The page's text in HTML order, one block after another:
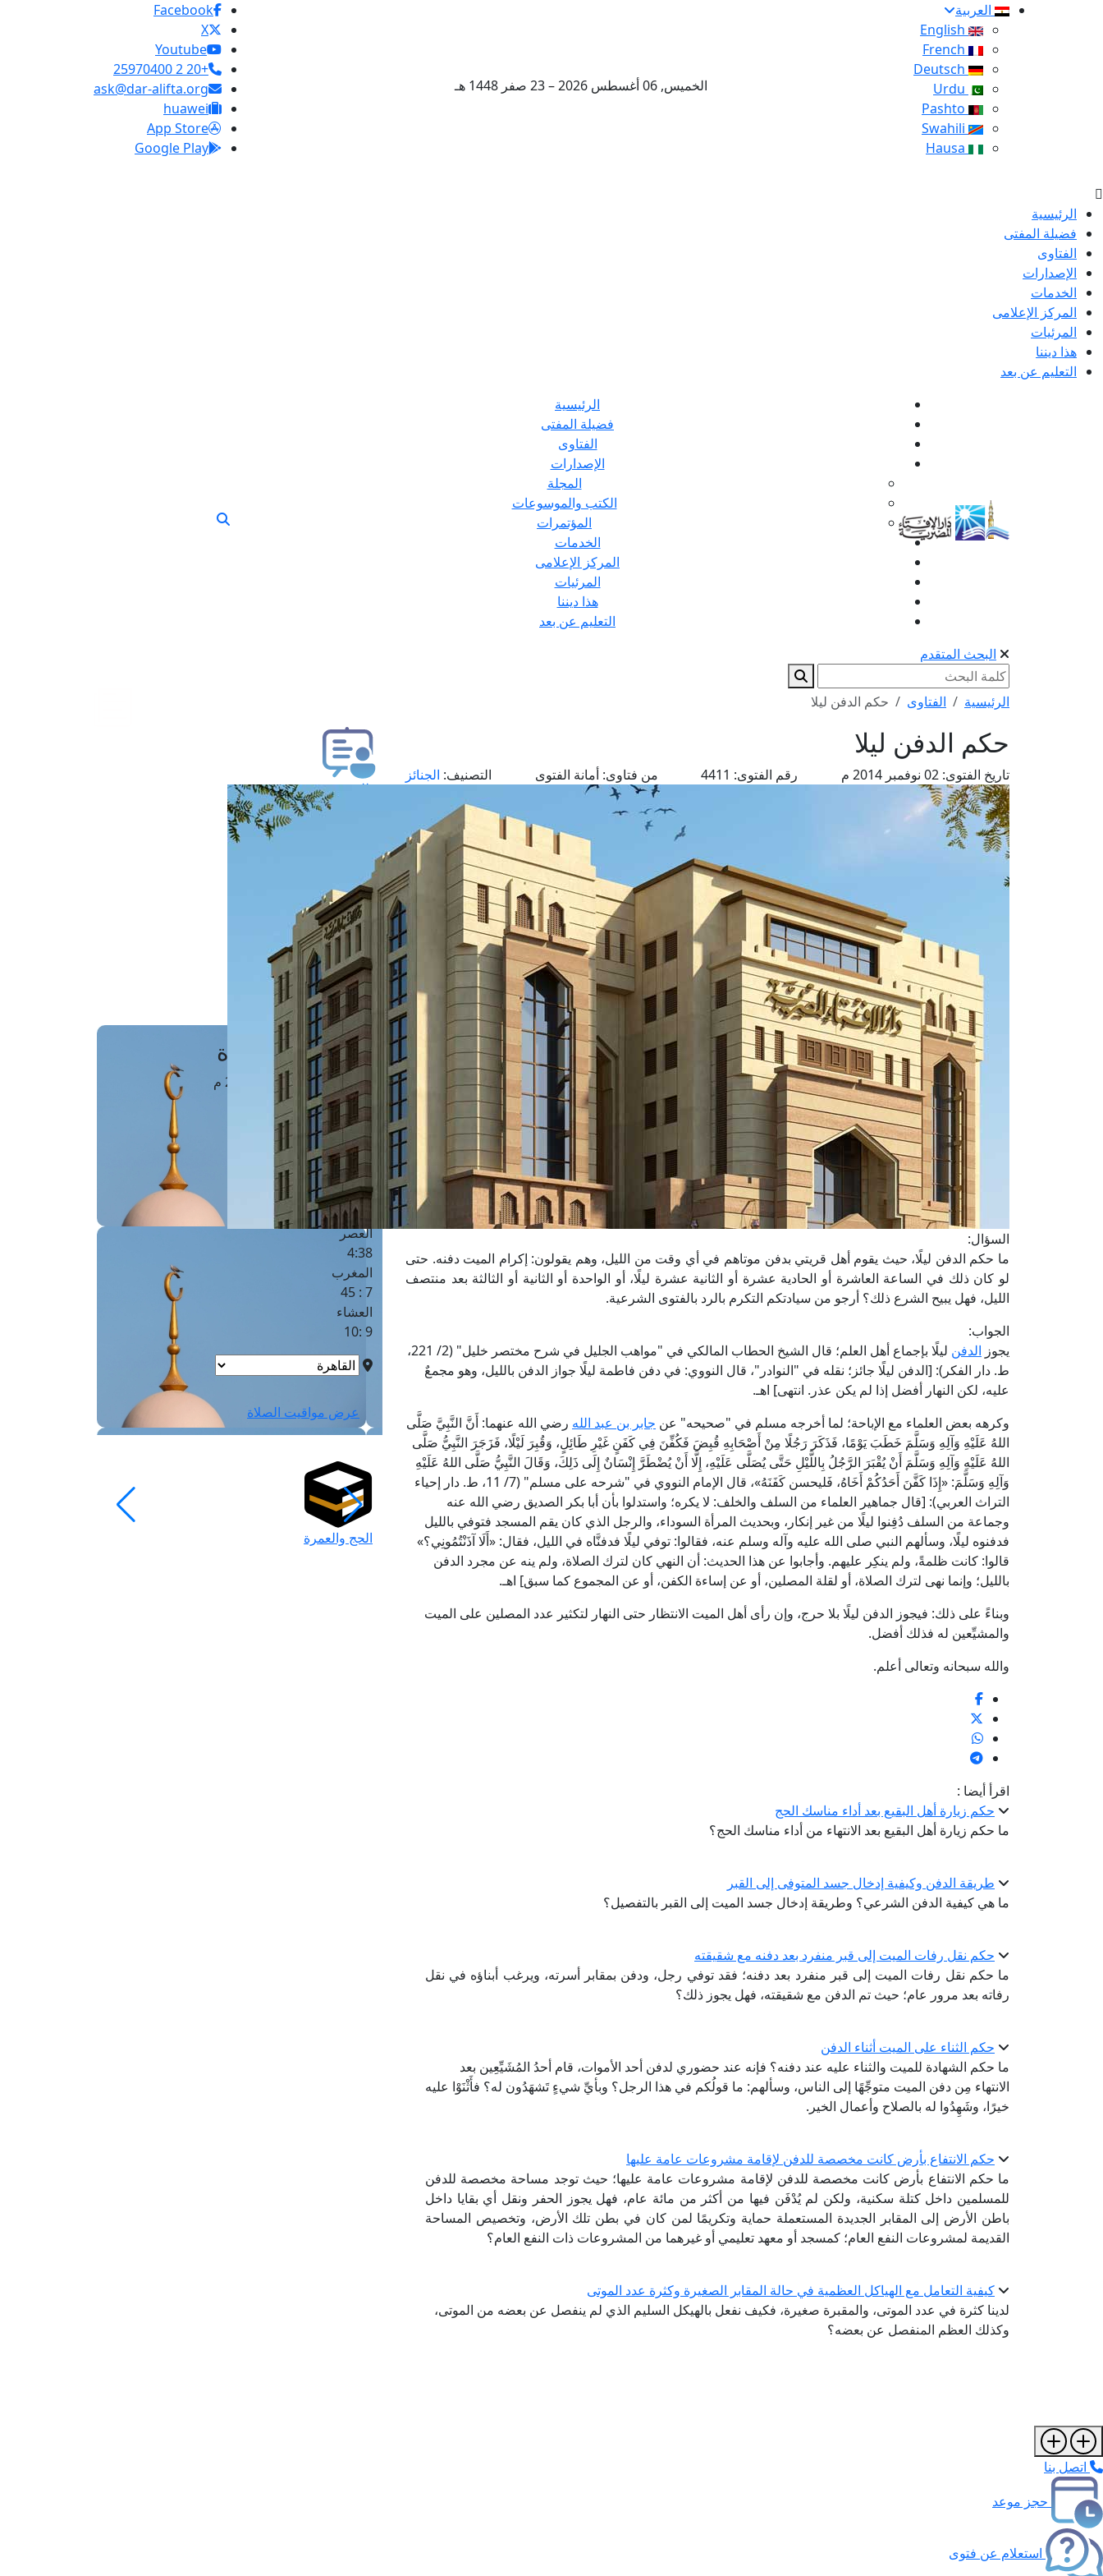
العربية
الخميس, 06 أغسطس 2026 – 23 صفر 1448 هـ
Facebook
X
Youtube
+20 2 25970400
ask@dar-alifta.org
huawei
App Store
Google Play
الرئيسية
فضيلة المفتى
الفتاوى
الإصدارات
الخدمات
المركز الإعلامى
المرئيات
هذا ديننا
التعليم عن بعد
الرئيسية
فضيلة المفتى
الفتاوى
الإصدارات
المجلة
الكتب والموسوعات
المؤتمرات
الخدمات
المركز الإعلامى
المرئيات
هذا ديننا
التعليم عن بعد
البحث المتقدم
الرئيسية الفتاوى حكم الدفن ليلا
حكم الدفن ليلا
تاريخ الفتوى: رقم الفتوى: من فتاوى: أمانة الفتوى التصنيف: الجنائز
السؤال:
ما حكم الدفن ليلًا، حيث يقوم أهل قريتي بدفن موتاهم في أي وقت من الليل، وهم يقولون: إكرام الميت دفنه. حتى
لو كان ذلك في الساعة العاشرة أو الحادية عشرة أو الثانية عشرة ليلًا، أو الواحدة أو الثانية أو الثالثة بعد منتصف
الليل، فهل يبيح الشرع ذلك؟ أرجو من سيادتكم التكرم بالرد بالفتوى الشرعية.
الجواب:
يجوز الدفن
ليلًا بإجماع أهل العلم؛ قال الشيخ الحطاب المالكي في "مواهب الجليل في شرح مختصر خليل" (2/ 221،
ط. دار الفكر): [الدفن ليلًا جائز؛ نقله في "النوادر"، قال النووي: في دفن فاطمة ليلًا جواز الدفن بالليل، وهو مجمعٌ
عليه، لكن النهار أفضل إذا لم يكن عذر. انتهى] اهـ.
وكرهه بعض العلماء مع الإباحة؛ لما أخرجه مسلم في "صحيحه" عن جابر بن عبد الله رضي الله عنهما: أَنَّ النَّبِيَّ صَلَّى
اللهُ عَلَيْهِ وَآلِهِ وَسَلَّمَ خَطَبَ يَوْمًا، فَذَكَرَ رَجُلًا مِنْ أَصْحَابِهِ قُبِضَ فَكُفِّنَ فِي كَفَنٍ غَيْرِ طَائِلٍ، وَقُبِرَ لَيْلًا، فَزَجَرَ النَّبِيُّ صَلَّى
اللهُ عَلَيْهِ وَآلِهِ وَسَلَّمَ أَنْ يُقْبَرَ الرَّجُلُ بِاللَّيْلِ حَتَّى يُصَلَّى عَلَيْهِ، إِلَّا أَنْ يُضْطَرَّ إِنْسَانٌ إِلَى ذَلِكَ، وَقَالَ النَّبِيُّ صَلَّى اللهُ عَلَيْهِ
وَآلِهِ وَسَلَّمَ: «إِذَا كَفَّنَ أَحَدُكُمْ أَخَاهُ، فَليحسن كَفَنَهُ»، قال الإمام النووي في "شرحه على مسلم" (7/ 11، ط. دار إحياء
التراث العربي): [قال جماهير العلماء من السلف والخلف: لا يكره؛ واستدلوا بأن أبا بكر الصديق رضي الله عنه
وجماعة من السلف دُفِنوا ليلًا من غير إنكار، وبحديث المرأة السوداء، والرجل الذي كان يقم المسجد فتوفي بالليل
فدفنوه ليلًا، وسألهم النبي صلى الله عليه وآله وسلم عنه، فقالوا: توفي ليلًا فدفنَّاه في الليل، فقال: «أَلَا آذَنْتُمُونِي؟»
قالوا: كانت ظلمةً، ولم ينكِر عليهم. وأجابوا عن هذا الحديث: أن النهي كان لترك الصلاة، ولم ينه عن مجرد الدفن
بالليل؛ وإنما نهى لترك الصلاة، أو لقلة المصلين، أو عن إساءة الكفن، أو عن المجموع كما سبق] اهـ.
وبناءً على ذلك: فيجوز الدفن ليلًا بلا حرج، وإن رأى أهل الميت الانتظار حتى النهار لتكثير عدد المصلين على الميت
والمشيِّعين له فذلك أفضل.
والله سبحانه وتعالى أعلم.
اقرأ أيضا :
حكم زيارة أهل البقيع بعد أداء مناسك الحج
ما حكم زيارة أهل البقيع بعد الانتهاء من أداء مناسك الحج؟
طريقة الدفن وكيفية إدخال جسد المتوفى إلى القبر
ما هي كيفية الدفن الشرعي؟ وطريقة إدخال جسد الميت إلى القبر بالتفصيل؟
حكم نقل رفات الميت إلى قبر منفرد بعد دفنه مع شقيقته
ما حكم نقل رفات الميت إلى قبر منفرد بعد دفنه؛ فقد توفي رجل، ودفن بمقابر أسرته، ويرغب أبناؤه في نقل
رفاته بعد مرور عام؛ حيث تم الدفن مع شقيقته، فهل يجوز ذلك؟
حكم الثناء على الميت أثناء الدفن
ما حكم الشهادة للميت والثناء عليه عند دفنه؟ فإنه عند حضوري لدفن أحد الأموات، قام أحدُ المُشَيِّعِين بعد
الانتهاء مِن دفن الميت متوجِّهًا إلى الناس، وسألهم: ما قولُكم في هذا الرجل؟ وبأيِّ شيءٍ تَشهَدُون له؟ فأَثْنَوْا عليه
خيرًا، وشَهِدُوا له بالصلاح وأعمال الخير.
حكم الانتفاع بأرض كانت مخصصة للدفن لإقامة مشروعات عامة عليها
ما حكم الانتفاع بأرض كانت مخصصة للدفن لإقامة مشروعات عامة عليها؛ حيث توجد مساحة مخصصة للدفن
للمسلمين داخل كتلة سكنية، ولكن لم يُدْفَن فيها من أكثر من مائة عام، فهل يجوز الحفر ونقل أي بقايا داخل
باطن الأرض إلى المقابر الجديدة المستعملة حماية وتكريمًا لمن كان في بطن تلك الأرض، وتخصيص المساحة
القديمة لمشروعات النفع العام؛ كمسجد أو معهد تعليمي أو غيرهما من المشروعات ذات النفع العام؟
كيفية التعامل مع الهياكل العظمية في حالة المقابر الصغيرة وكثرة عدد الموتى
لدينا كثرة في عدد الموتى، والمقبرة صغيرة، فكيف نفعل بالهيكل السليم الذي لم ينفصل عن بعضه من الموتى،
وكذلك العظم المنفصل عن بعضه؟
طلب فتوى
استعلام عن فتوى
حجز موعد
الفتوى الهاتفية
مَواقِيتُ الصَّـــلاة
القاهرة · 06 أغسطس 2026 م
الفجر
4 :40
الشروق
6 :17
الظهر
العصر
4:38
المغرب
7 : 45
العشاء
9 :10
عرض مواقيت الصلاة
الحج والعمرة
اتصل بنا
حجز موعد
استعلام عن فتوى